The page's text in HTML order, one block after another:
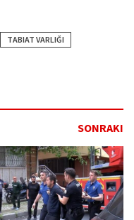
TABIAT VARLIĞI
SONRAKI